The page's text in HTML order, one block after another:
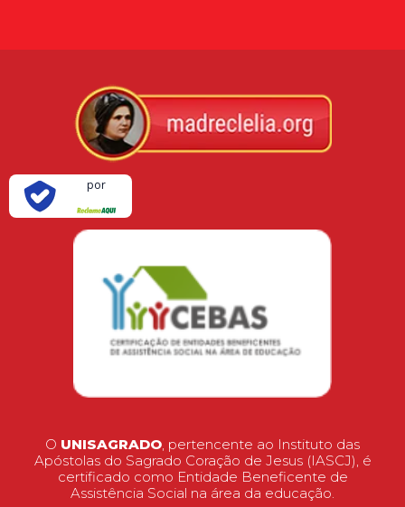
por
O UNISAGRADO, pertencente ao Instituto das
Apóstolas do Sagrado Coração de Jesus (IASCJ), é
certificado como Entidade Beneficente de
Assistência Social na área da educação.